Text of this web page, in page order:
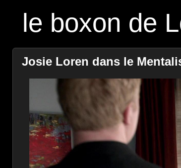
le boxon de
Josie Loren dans le